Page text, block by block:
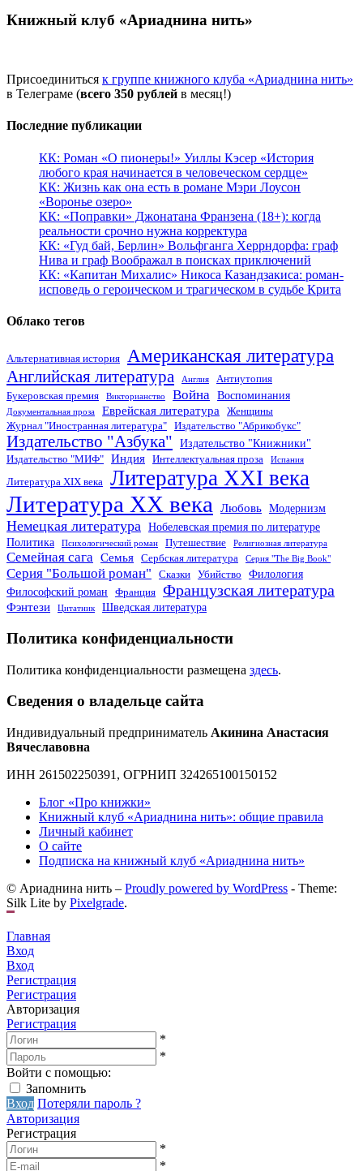
Книжный клуб «Ариаднина нить»
Присоединиться к группе книжного клуба «Ариаднина нить»
в Телеграме (всего 350 рублей в месяц!)
Последние публикации
КК: Роман «О пионеры!» Уиллы Кэсер «История
любого края начинается в человеческом сердце»
КК: Жизнь как она есть в романе Мэри Лоусон
«Воронье озеро»
КК: «Поправки» Джонатана Франзена (18+): когда
реальности срочно нужна корректура
КК: «Гуд бай, Берлин» Вольфганга Херрндорфа: граф
Нива и граф Воображал в поисках приключений
КК: «Капитан Михалис» Никоса Казандзакиса: роман-
исповедь о героическом и трагическом в судьбе Крита
Облако тегов
Альтернативная история Американская литература
Английская литература Англия
Антиутопия
Букеровская премия
Викторианство Война Воспоминания
Документальная проза Еврейская литература
Женщины
Журнал "Иностранная литература"
Издательство "Абрикобукс"
Издательство "Азбука" Издательство "Книжники"
Издательство "МИФ" Индия Интеллектуальная проза Испания
Литература XIX века Литература XXI века
Литература XX века Любовь Модернизм
Немецкая литература Нобелевская премия по литературе
Политика
Психологический роман Путешествие Религиозная литература
Семейная сага Семья Сербская литература Серия "The Big Book"
Серия "Большой роман" Сказки Убийство
Филология
Философский роман
Франция Французская литература
Фэнтези Цитатник Шведская литература
Политика конфиденциальности
Политика конфиденциальности размещена здесь.
Сведения о владельце сайта
Индивидуальный предприниматель Акинина Анастасия
Вячеславовна
ИНН 261502250391, ОГРНИП 324265100150152
Блог «Про книжки»
Книжный клуб «Ариаднина нить»: общие правила
Личный кабинет
О сайте
Подписка на книжный клуб «Ариаднина нить»
© Ариаднина нить – Proudly powered by WordPress - Theme:
Silk Lite by Pixelgrade.
Главная
Вход
Вход
Регистрация
Регистрация
Авторизация
Регистрация
*
*
Войти с помощью:
Запомнить
Вход Потеряли пароль ?
Авторизация
Регистрация
*
*